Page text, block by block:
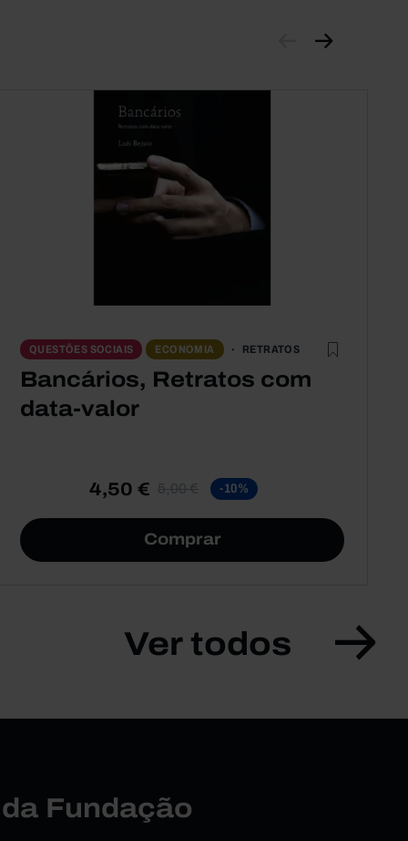
QUESTÕES SOCIAIS ECONOMIA RETRATOS
Bancários, Retratos com
data-valor
4,50 € 5,00 € -10%
Comprar
Ver todos
Fundação